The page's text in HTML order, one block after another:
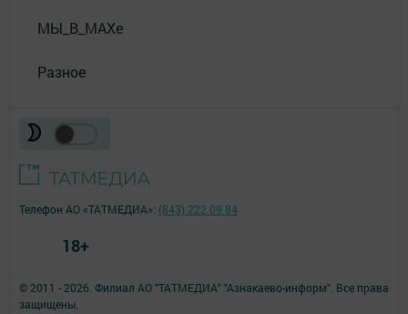
МЫ_В_MAXе
Разное
© 2011 - 2026. Филиал АО "ТАТМЕДИА" "Азнакаево-информ". Все права
защищены.
Телефон АО «ТАТМЕДИА»: (843) 222 09 84
18+